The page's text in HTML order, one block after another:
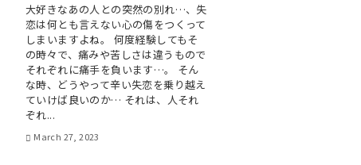
大好きなあの人との突然の別れ…、失
恋は何とも言えない心の傷をつくって
しまいますよね。 何度経験してもそ
の時々で、痛みや苦しさは違うもので
それぞれに痛手を負います…。 そん
な時、どうやって辛い失恋を乗り越え
ていけば良いのか… それは、人それ
ぞれ...
March 27, 2023